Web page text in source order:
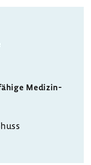
Medi­zin­